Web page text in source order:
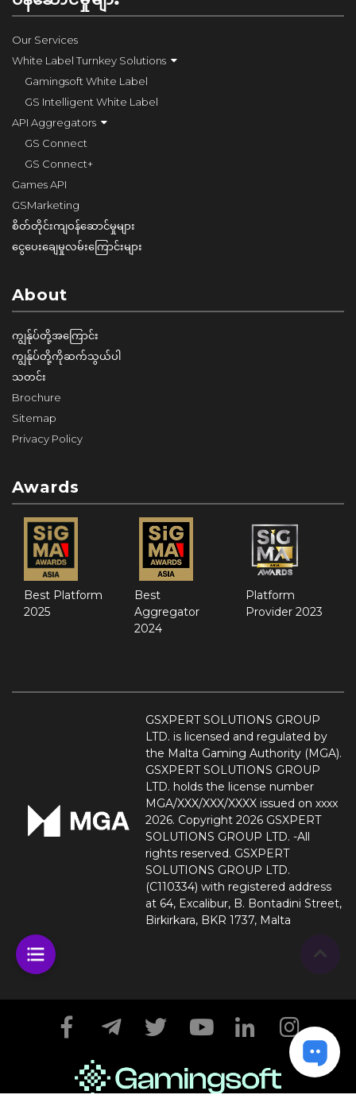
Our Services
White Label Turnkey Solutions
Gamingsoft White Label
GS Intelligent White Label
API Aggregators
GS Connect
GS Connect+
Games API
GSMarketing
စိတ်တိုင်းကျဝန်ဆောင်မှုများ
ငွေပေးချေမှုလမ်းကြောင်းများ
About
ကျွန်ုပ်တို့အကြောင်း
ကျွန်ုပ်တို့ကိုဆက်သွယ်ပါ
သတင်း
Brochure
Sitemap
Privacy Policy
Awards
Best Platform
2025
Best
Aggregator
2024
Platform
Provider 2023
GSXPERT SOLUTIONS GROUP
LTD. is licensed and regulated by
the Malta Gaming Authority (MGA).
GSXPERT SOLUTIONS GROUP
LTD. holds the license number
MGA/XXX/XXX/XXXX issued on xxxx
2026. Copyright 2026 GSXPERT
SOLUTIONS GROUP LTD. -All
rights reserved. GSXPERT
SOLUTIONS GROUP LTD.
(C110334) with registered address
at 64, Excalibur, B. Bontadini Street,
Birkirkara, BKR 1737, Malta